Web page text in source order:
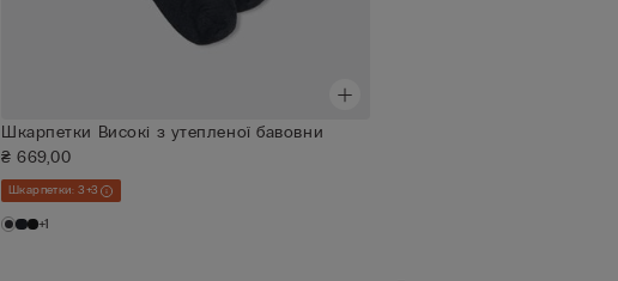
Шкарпетки Високі з утепленої бавовни
₴ 669,00
Шкарпетки: 3+3
+1